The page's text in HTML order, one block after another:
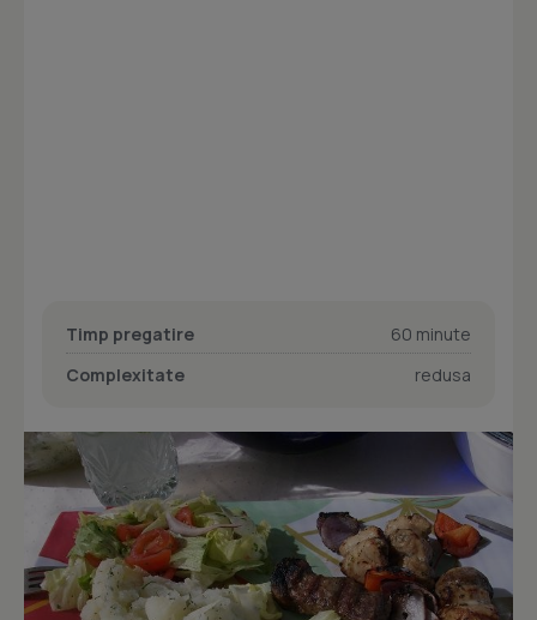
Timp pregatire
60 minute
Complexitate
redusa